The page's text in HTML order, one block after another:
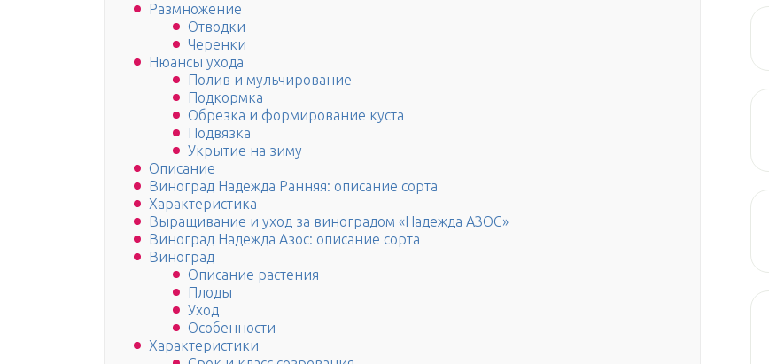
Размножение
Отводки
Черенки
Нюансы ухода
Полив и мульчирование
Подкормка
Обрезка и формирование куста
Подвязка
Укрытие на зиму
Описание
Виноград Надежда Ранняя: описание сорта
Характеристика
Выращивание и уход за виноградом «Надежда АЗОС»
Виноград Надежда Азос: описание сорта
Виноград
Описание растения
Плоды
Уход
Особенности
Характеристики